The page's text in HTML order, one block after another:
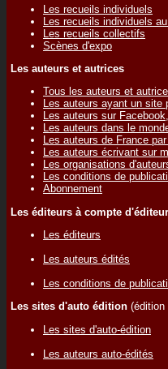
Les recueils individuels
Les recueils individuels
Les recueils collectifs
Scènes d'expo
Les auteurs et autrices
Tous les auteurs et
Les auteurs ayant un site
Les auteurs sur
Les auteurs dans le
Les auteurs de France
Les auteurs écrivant sur
Les organisations
Les conditions de
Abonnement
Les éditeurs à compte d'éditeur
Les éditeurs
Les auteurs édités
Les conditions de
Les sites d'auto édition (édition
Les sites d'auto-édition
Les auteurs auto-édités